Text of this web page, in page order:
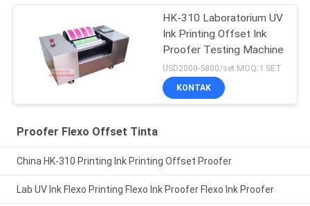
HK-310 Laboratorium UV
Ink Printing Offset Ink
Proofer Testing Machine
USD2000-5800/set MOQ:1 SET
KONTAK
Proofer Flexo Offset Tinta
China HK-310 Printing Ink Printing Offset Proofer
Lab UV Ink Flexo Printing Flexo Ink Proofer Flexo Ink Proofer